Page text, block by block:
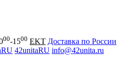
00-1500 EKT Доставка по России
42unitaRU info@42unita.ru